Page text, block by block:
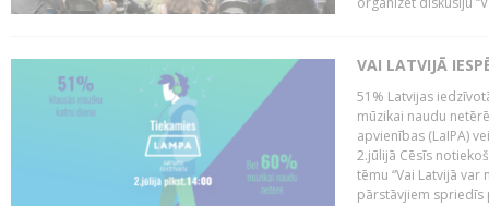
VAI LATVIJĀ
51% Latvijas
mūzikai naudu
apvienības (LaIPA)
2.jūlijā Cēsīs
tēmu “Vai Latvijā
pārstāvjiem spriedīs